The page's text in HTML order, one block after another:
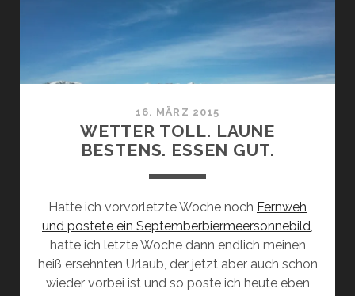
16. MÄRZ 2015
WETTER TOLL. LAUNE
BESTENS. ESSEN GUT.
Hatte ich vorvorletzte Woche noch Fernweh
und postete ein Septemberbiermeersonnebild
hatte ich letzte Woche dann endlich meinen
heiß ersehnten Urlaub, der jetzt aber auch schon
wieder vorbei ist und so poste ich heute eben